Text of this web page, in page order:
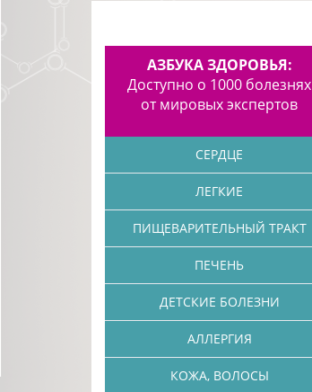
АЗБУКА ЗДОРОВЬЯ:
Доступно о 1000 болезнях
от мировых экспертов
СЕРДЦЕ
ЛЕГКИЕ
ПИЩЕВАРИТЕЛЬНЫЙ ТРАКТ
ПЕЧЕНЬ
ДЕТСКИЕ БОЛЕЗНИ
АЛЛЕРГИЯ
КОЖА, ВОЛОСЫ